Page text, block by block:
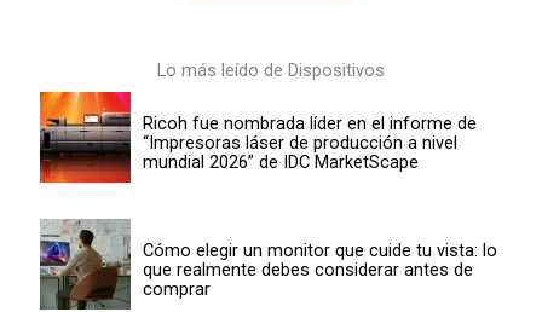
Lo más leído de Dispositivos
Ricoh fue nombrada líder en el informe de
“Impresoras láser de producción a nivel
mundial 2026” de IDC MarketScape
Cómo elegir un monitor que cuide tu vista: lo
que realmente debes considerar antes de
comprar